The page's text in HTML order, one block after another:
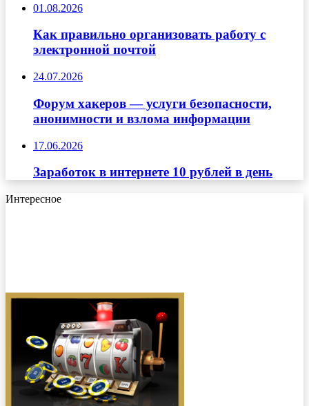
01.08.2026
Как правильно организовать работу с
электронной почтой
24.07.2026
Форум хакеров — услуги безопасности,
анонимности и взлома информации
17.06.2026
Заработок в интернете 10 рублей в день
Интересное